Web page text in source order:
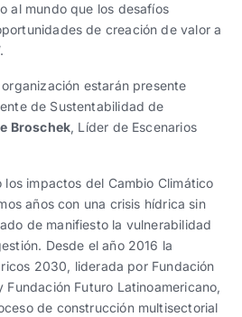
al mundo que los desafíos
de creación de valor a
estarán presente
de Sustentabilidad de
Broschek, Líder de Escenarios
los impactos del Cambio Climático
años con una crisis hídrica sin
de manifiesto la vulnerabilidad
Desde el año 2016 la
2030, liderada por Fundación
Fundación Futuro Latinoamericano,
de construcción multisectorial